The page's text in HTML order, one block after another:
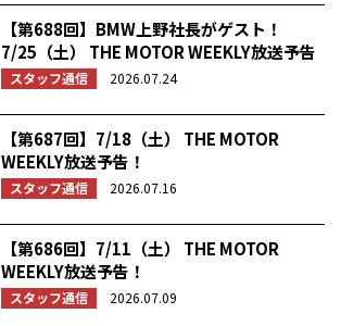
【第688回】BMW上野社長がゲスト！
7/25（土） THE MOTOR WEEKLY放送予告
スタッフ通信 2026.07.24
【第687回】7/18（土） THE MOTOR
WEEKLY放送予告！
スタッフ通信 2026.07.16
【第686回】7/11（土） THE MOTOR
WEEKLY放送予告！
スタッフ通信 2026.07.09